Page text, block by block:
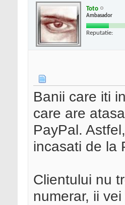
Toto
Ambasador
Reputatie:
Banii care iti
care are
PayPal.
incasati de la
Clientului nu
numerar, ii